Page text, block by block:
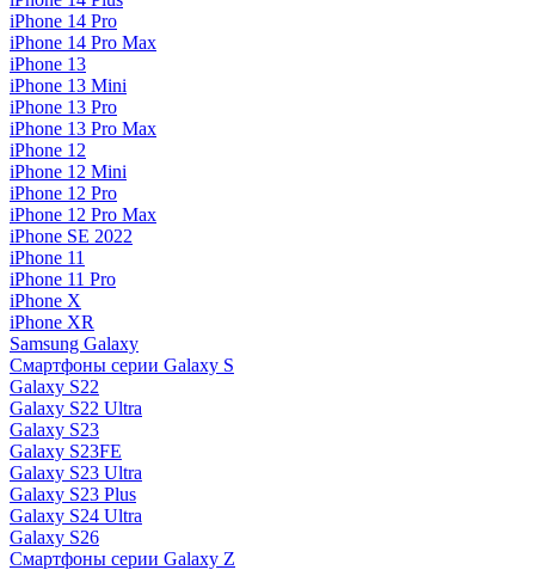
iPhone 14 Pro
iPhone 14 Pro Max
iPhone 13
iPhone 13 Mini
iPhone 13 Pro
iPhone 13 Pro Max
iPhone 12
iPhone 12 Mini
iPhone 12 Pro
iPhone 12 Pro Max
iPhone SE 2022
iPhone 11
iPhone 11 Pro
iPhone X
iPhone XR
Samsung Galaxy
Смартфоны серии Galaxy S
Galaxy S22
Galaxy S22 Ultra
Galaxy S23
Galaxy S23FE
Galaxy S23 Ultra
Galaxy S23 Plus
Galaxy S24 Ultra
Galaxy S26
Смартфоны серии Galaxy Z